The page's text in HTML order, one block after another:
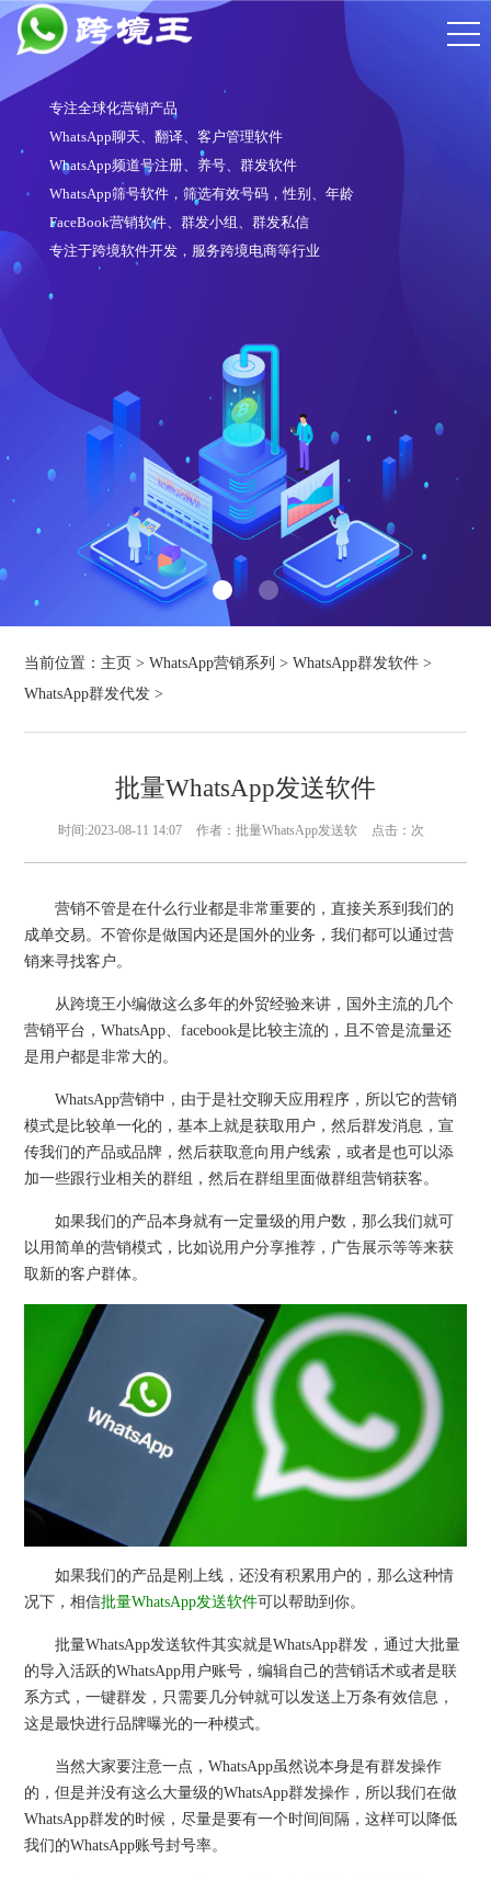
专注全球化营销产品
WhatsApp聊天、翻译、客户管理软件
WhatsApp频道号注册、养号、群发软件
WhatsApp筛号软件，筛选有效号码，性别、年龄
FaceBook营销软件、群发小组、群发私信
专注于跨境软件开发，服务跨境电商等行业
当前位置： 主页 >WhatsApp营销系列 >WhatsApp群发软件 >
WhatsApp群发代发 >
批量WhatsApp发送软件
时间:2023-08-11 14:07 作者：批量WhatsApp发送软 点击： 次
营销不管是在什么行业都是非常重要的，直接关系到我们的
成单交易。不管你是做国内还是国外的业务，我们都可以通过营
销来寻找客户。
从跨境王小编做这么多年的外贸经验来讲，国外主流的几个
营销平台，WhatsApp、facebook是比较主流的，且不管是流量还
是用户都是非常大的。
WhatsApp营销中，由于是社交聊天应用程序，所以它的营销
模式是比较单一化的，基本上就是获取用户，然后群发消息，宣
传我们的产品或品牌，然后获取意向用户线索，或者是也可以添
加一些跟行业相关的群组，然后在群组里面做群组营销获客。
如果我们的产品本身就有一定量级的用户数，那么我们就可
以用简单的营销模式，比如说用户分享推荐，广告展示等等来获
取新的客户群体。
如果我们的产品是刚上线，还没有积累用户的，那么这种情
况下，相信批量WhatsApp发送软件可以帮助到你。
批量WhatsApp发送软件其实就是WhatsApp群发，通过大批量
的导入活跃的WhatsApp用户账号，编辑自己的营销话术或者是联
系方式，一键群发，只需要几分钟就可以发送上万条有效信息，
这是最快进行品牌曝光的一种模式。
当然大家要注意一点，WhatsApp虽然说本身是有群发操作
的，但是并没有这么大量级的WhatsApp群发操作，所以我们在做
WhatsApp群发的时候，尽量是要有一个时间间隔，这样可以降低
我们的WhatsApp账号封号率。